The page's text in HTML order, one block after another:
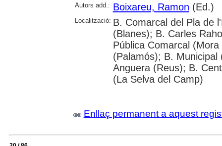
Autors add.: Boixareu, Ramon (Ed.)
Localització: B. Comarcal del Pla de
(Blanes); B. Carles
Pública Comarcal
(Palamós); B.
Anguera (Reus); B.
(La Selva del Camp)
Enllaç permanent a aquest